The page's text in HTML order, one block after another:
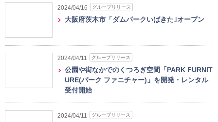
2024/04/16 グループリリース
大阪府茨木市「ダムパークいばきた｣オープン
2024/04/11 グループリリース
公園や街なかでのくつろぎ空間「PARK FURNIT
URE(パーク ファニチャー)」を開発・レンタル
受付開始
2024/04/11 グループリリース